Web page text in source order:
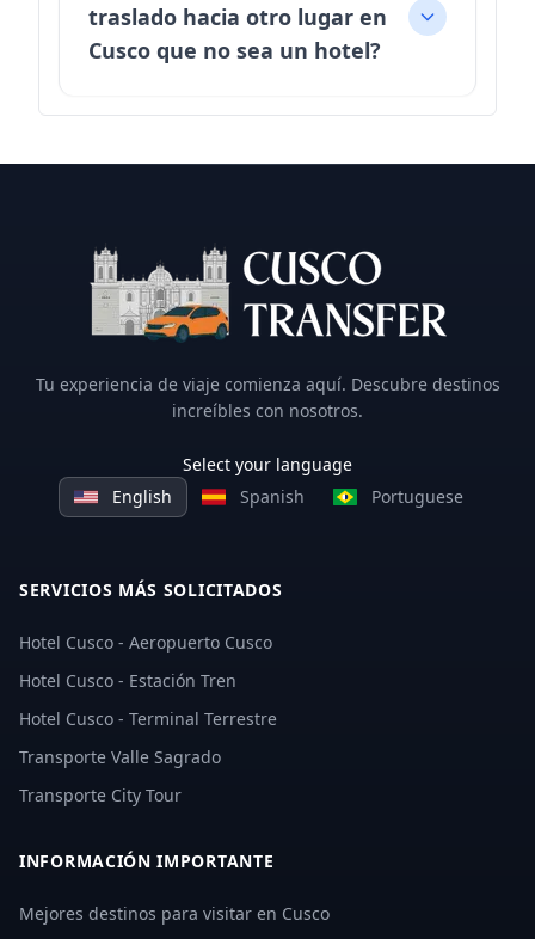
traslado hacia otro lugar en
Cusco que no sea un hotel?
Tu experiencia de viaje comienza aquí. Descubre destinos
increíbles con nosotros.
Select your language
English
Spanish Portuguese
SERVICIOS MÁS SOLICITADOS
Hotel Cusco - Aeropuerto Cusco
Hotel Cusco - Estación Tren
Hotel Cusco - Terminal Terrestre
Transporte Valle Sagrado
Transporte City Tour
INFORMACIÓN IMPORTANTE
Mejores destinos para visitar en Cusco